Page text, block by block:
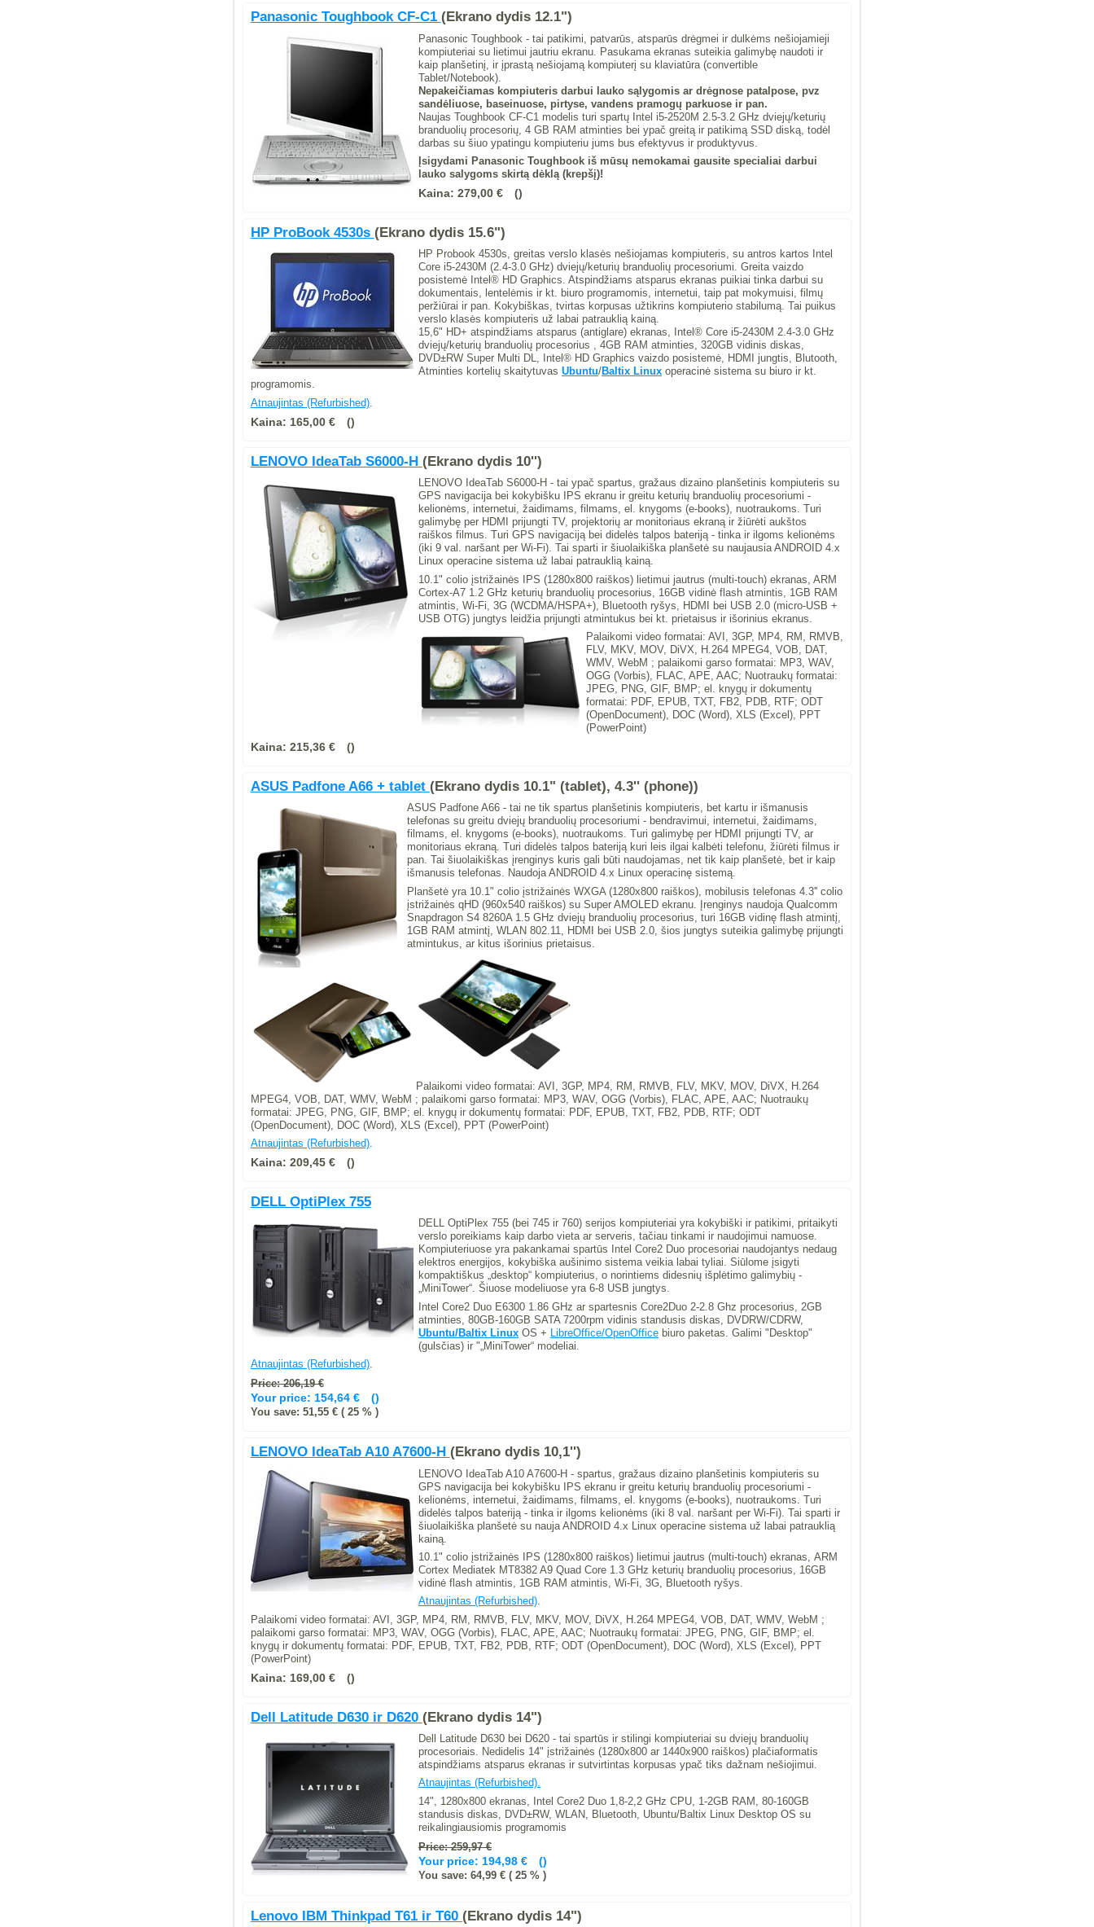
Panasonic Toughbook CF-C1 (Ekrano dydis 12.1")
Panasonic Toughbook - tai patikimi, patvarūs, atsparūs drėgmei ir dulkėms nešiojamieji
kompiuteriai su lietimui jautriu ekranu. Pasukama ekranas suteikia galimybę naudoti ir
kaip planšetinį, ir įprastą nešiojamą kompiuterį su klaviatūra (convertible
Tablet/Notebook).
Nepakeičiamas kompiuteris darbui lauko sąlygomis ar drėgnose patalpose, pvz
sandėliuose, baseinuose, pirtyse, vandens pramogų parkuose ir pan.
Naujas Toughbook CF-C1 modelis turi spartų Intel i5-2520M 2.5-3.2 GHz dviejų/keturių
branduolių procesorių, 4 GB RAM atminties bei ypač greitą ir patikimą SSD diską, todėl
darbas su šiuo ypatingu kompiuteriu jums bus efektyvus ir produktyvus.
Įsigydami Panasonic Toughbook iš mūsų nemokamai gausite specialiai darbui
lauko salygoms skirtą dėklą (krepšį)!
Kaina: 279,00 €
HP ProBook 4530s (Ekrano dydis 15.6")
HP Probook 4530s, greitas verslo klasės nešiojamas kompiuteris, su antros kartos Intel
Core i5-2430M (2.4-3.0 GHz) dviejų/keturių branduolių procesoriumi. Greita vaizdo
posistemė Intel® HD Graphics. Atspindžiams atsparus ekranas puikiai tinka darbui su
dokumentais, lentelėmis ir kt. biuro programomis, internetui, taip pat mokymuisi, filmų
peržiūrai ir pan. Kokybiškas, tvirtas korpusas užtikrins kompiuterio stabilumą. Tai puikus
verslo klasės kompiuteris už labai patrauklią kainą.
15,6" HD+ atspindžiams atsparus (antiglare) ekranas, Intel® Core i5-2430M 2.4-3.0 GHz
dviejų/keturių branduolių procesorius , 4GB RAM atminties, 320GB vidinis diskas,
DVD±RW Super Multi DL, Intel® HD Graphics vaizdo posistemė, HDMI jungtis, Blutooth,
Atminties kortelių skaitytuvas Ubuntu/Baltix Linuxoperacinė sistema su biuro ir kt.
programomis.
Atnaujintas (Refurbished).
Kaina: 165,00 €
LENOVO IdeaTab S6000-H (Ekrano dydis 10'')
LENOVO IdeaTab S6000-H - tai ypač spartus, gražaus dizaino planšetinis kompiuteris su
GPS navigacija bei kokybišku IPS ekranu ir greitu keturių branduolių procesoriumi -
kelionėms, internetui, žaidimams, filmams, el. knygoms (e-books), nuotraukoms. Turi
galimybę per HDMI prijungti TV, projektorių ar monitoriaus ekraną ir žiūrėti aukštos
raiškos filmus. Turi GPS navigaciją bei didelės talpos bateriją - tinka ir ilgoms kelionėms
(iki 9 val. naršant per Wi-Fi). Tai sparti ir šiuolaikiška planšetė su naujausia ANDROID 4.x
Linux operacine sistema už labai patrauklią kainą.
10.1" colio įstrižainės IPS (1280x800 raiškos) lietimui jautrus (multi-touch) ekranas, ARM
Cortex-A7 1.2 GHz keturių branduolių procesorius, 16GB vidinė flash atmintis, 1GB RAM
atmintis, Wi-Fi, 3G (WCDMA/HSPA+), Bluetooth ryšys, HDMI bei USB 2.0 (micro-USB +
USB OTG) jungtys leidžia prijungti atmintukus bei kt. prietaisus ir išorinius ekranus.
Palaikomi video formatai: AVI, 3GP, MP4, RM, RMVB,
FLV, MKV, MOV, DiVX, H.264 MPEG4, VOB, DAT,
WMV, WebM ; palaikomi garso formatai: MP3, WAV,
OGG (Vorbis), FLAC, APE, AAC; Nuotraukų formatai:
JPEG, PNG, GIF, BMP; el. knygų ir dokumentų
formatai: PDF, EPUB, TXT, FB2, PDB, RTF; ODT
(OpenDocument), DOC (Word), XLS (Excel), PPT
(PowerPoint)
Kaina: 215,36 €
ASUS Padfone A66 + tablet (Ekrano dydis 10.1" (tablet), 4.3'' (phone))
ASUS Padfone A66 - tai ne tik spartus planšetinis kompiuteris, bet kartu ir išmanusis
telefonas su greitu dviejų branduolių procesoriumi - bendravimui, internetui, žaidimams,
filmams, el. knygoms (e-books), nuotraukoms. Turi galimybę per HDMI prijungti TV, ar
monitoriaus ekraną. Turi didelės talpos bateriją kuri leis ilgai kalbėti telefonu, žiūrėti filmus ir
pan. Tai šiuolaikiškas įrenginys kuris gali būti naudojamas, net tik kaip planšetė, bet ir kaip
išmanusis telefonas. Naudoja ANDROID 4.x Linux operacinę sistemą.
Planšetė yra 10.1" colio įstrižainės WXGA (1280x800 raiškos), mobilusis telefonas 4.3'' colio
įstrižainės qHD (960x540 raiškos) su Super AMOLED ekranu. Įrenginys naudoja Qualcomm
Snapdragon S4 8260A 1.5 GHz dviejų branduolių procesorius, turi 16GB vidinę flash atmintį,
1GB RAM atmintį, WLAN 802.11, HDMI bei USB 2.0, šios jungtys suteikia galimybę prijungti
atmintukus, ar kitus išorinius prietaisus.
Palaikomi video formatai: AVI, 3GP, MP4, RM, RMVB, FLV, MKV, MOV, DiVX, H.264
MPEG4, VOB, DAT, WMV, WebM ; palaikomi garso formatai: MP3, WAV, OGG (Vorbis), FLAC, APE, AAC; Nuotraukų
formatai: JPEG, PNG, GIF, BMP; el. knygų ir dokumentų formatai: PDF, EPUB, TXT, FB2, PDB, RTF; ODT
(OpenDocument), DOC (Word), XLS (Excel), PPT (PowerPoint)
Atnaujintas (Refurbished).
Kaina: 209,45 €
DELL OptiPlex 755
DELL OptiPlex 755 (bei 745 ir 760) serijos kompiuteriai yra kokybiški ir patikimi, pritaikyti
verslo poreikiams kaip darbo vieta ar serveris, tačiau tinkami ir naudojimui namuose.
Kompiuteriuose yra pakankamai spartūs Intel Core2 Duo procesoriai naudojantys nedaug
elektros energijos, kokybiška aušinimo sistema veikia labai tyliai. Siūlome įsigyti
kompaktiškus „desktop“ kompiuterius, o norintiems didesnių išplėtimo galimybių -
„MiniTower“. Šiuose modeliuose yra 6-8 USB jungtys.
Intel Core2 Duo E6300 1.86 GHz ar spartesnis Core2Duo 2-2.8 Ghz procesorius, 2GB
atminties, 80GB-160GB SATA 7200rpm vidinis standusis diskas, DVDRW/CDRW,
Ubuntu/Baltix LinuxOS + LibreOffice/OpenOfficebiuro paketas. Galimi "Desktop"
(gulsčias) ir "„MiniTower“ modeliai.
Atnaujintas (Refurbished).
Price: 206,19 €
Your price: 154,64 €
You save: 51,55 € ( 25 % )
LENOVO IdeaTab A10 A7600-H (Ekrano dydis 10,1'')
LENOVO IdeaTab A10 A7600-H - spartus, gražaus dizaino planšetinis kompiuteris su
GPS navigacija bei kokybišku IPS ekranu ir greitu keturių branduolių procesoriumi -
kelionėms, internetui, žaidimams, filmams, el. knygoms (e-books), nuotraukoms. Turi
didelės talpos bateriją - tinka ir ilgoms kelionėms (iki 8 val. naršant per Wi-Fi). Tai sparti ir
šiuolaikiška planšetė su nauja ANDROID 4.x Linux operacine sistema už labai patrauklią
kainą.
10.1" colio įstrižainės IPS (1280x800 raiškos) lietimui jautrus (multi-touch) ekranas, ARM
Cortex Mediatek MT8382 A9 Quad Core 1.3 GHz keturių branduolių procesorius, 16GB
vidinė flash atmintis, 1GB RAM atmintis, Wi-Fi, 3G, Bluetooth ryšys.
Atnaujintas (Refurbished).
Palaikomi video formatai: AVI, 3GP, MP4, RM, RMVB, FLV, MKV, MOV, DiVX, H.264 MPEG4, VOB, DAT, WMV, WebM ;
palaikomi garso formatai: MP3, WAV, OGG (Vorbis), FLAC, APE, AAC; Nuotraukų formatai: JPEG, PNG, GIF, BMP; el.
knygų ir dokumentų formatai: PDF, EPUB, TXT, FB2, PDB, RTF; ODT (OpenDocument), DOC (Word), XLS (Excel), PPT
(PowerPoint)
Kaina: 169,00 €
Dell Latitude D630 ir D620 (Ekrano dydis 14")
Dell Latitude D630 bei D620 - tai spartūs ir stilingi kompiuteriai su dviejų branduolių
procesoriais. Nedidelis 14" įstrižainės (1280x800 ar 1440x900 raiškos) plačiaformatis
atspindžiams atsparus ekranas ir sutvirtintas korpusas ypač tiks dažnam nešiojimui.
Atnaujintas (Refurbished).
14", 1280x800 ekranas, Intel Core2 Duo 1,8-2,2 GHz CPU, 1-2GB RAM, 80-160GB
standusis diskas, DVD±RW, WLAN, Bluetooth, Ubuntu/Baltix Linux Desktop OS su
reikalingiausiomis programomis
Price: 259,97 €
Your price: 194,98 €
You save: 64,99 € ( 25 % )
Lenovo IBM Thinkpad T61 ir T60 (Ekrano dydis 14")